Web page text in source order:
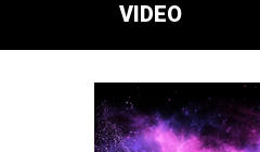
VIDEO